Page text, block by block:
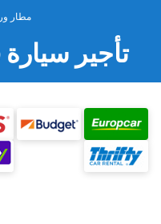
مطار
تأجير